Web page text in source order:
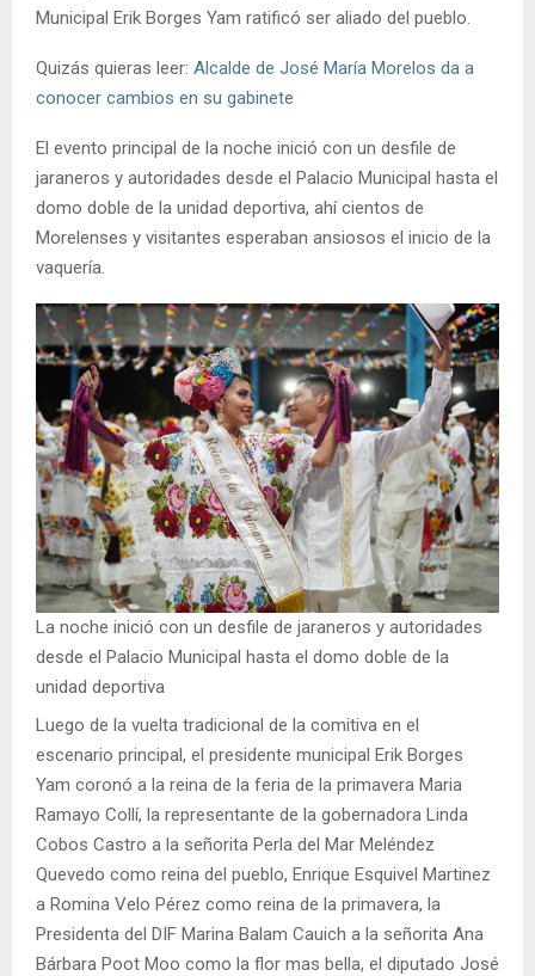
Municipal Erik Borges Yam ratificó ser aliado del pueblo.
Quizás quieras leer: Alcalde de José María Morelos da a
conocer cambios en su gabinete
El evento principal de la noche inició con un desfile de
jaraneros y autoridades desde el Palacio Municipal hasta el
domo doble de la unidad deportiva, ahí cientos de
Morelenses y visitantes esperaban ansiosos el inicio de la
vaquería.
La noche inició con un desfile de jaraneros y autoridades
desde el Palacio Municipal hasta el domo doble de la
unidad deportiva
Luego de la vuelta tradicional de la comitiva en el
escenario principal, el presidente municipal Erik Borges
Yam coronó a la reina de la feria de la primavera Maria
Ramayo Collí, la representante de la gobernadora Linda
Cobos Castro a la señorita Perla del Mar Meléndez
Quevedo como reina del pueblo, Enrique Esquivel Martinez
a Romina Velo Pérez como reina de la primavera, la
Presidenta del DIF Marina Balam Cauich a la señorita Ana
Bárbara Poot Moo como la flor mas bella, el diputado José